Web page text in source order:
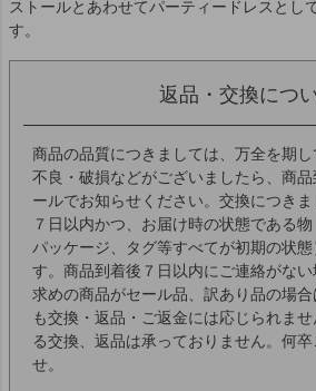
ストールとあわせてパーティードレスとし
す。
返品・交換につ
商品の品質につきましては、万全を期
不良・破損などがございましたら、商
ールでお知らせください。交換につき
７日以内かつ、お届け時の状態である物
パッケージ、タグ等すべてが初期の状
す。商品到着後７日以内にご連絡がな
求めの商品がセール品、訳あり品の場
も交換・返品・ご返金には応じられま
る交換、返品は承っておりません。何
せ。